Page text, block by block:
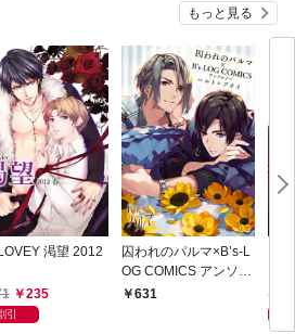
もっと見る
渇望 2012
235
引
囚われのパルマ×B’s-L
OG COMICS アンソロ
ジー ハルト＆アオイ
631